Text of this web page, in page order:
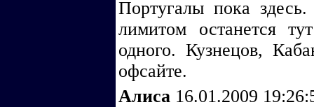
Португалы пока
лимитом останется
одного. Кузнецов,
офсайте.
Алиса 16.01.2009